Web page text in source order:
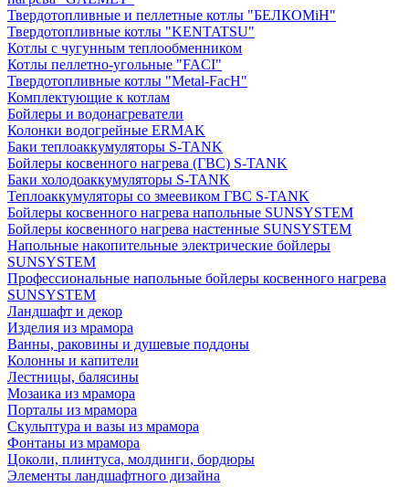
Твердотопливные и пеллетные котлы "БЕЛКОМiН"
Твердотопливные котлы "KENTATSU"
Котлы с чугунным теплообменником
Котлы пеллетно-угольные "FACI"
Твердотопливные котлы "Metal-FacH"
Комплектующие к котлам
Бойлеры и водонагреватели
Колонки водогрейные ERMAK
Баки теплоаккумуляторы S-TANK
Бойлеры косвенного нагрева (ГВС) S-TANK
Баки холодоаккумуляторы S-TANK
Теплоаккумуляторы со змеевиком ГВС S-TANK
Бойлеры косвенного нагрева напольные SUNSYSTEM
Бойлеры косвенного нагрева настенные SUNSYSTEM
Напольные накопительные электрические бойлеры
SUNSYSTEM
Профессиональные напольные бойлеры косвенного нагрева
SUNSYSTEM
Ландшафт и декор
Изделия из мрамора
Ванны, раковины и душевые поддоны
Колонны и капители
Лестницы, балясины
Мозаика из мрамора
Порталы из мрамора
Скульптура и вазы из мрамора
Фонтаны из мрамора
Цоколи, плинтуса, молдинги, бордюры
Элементы ландшафтного дизайна